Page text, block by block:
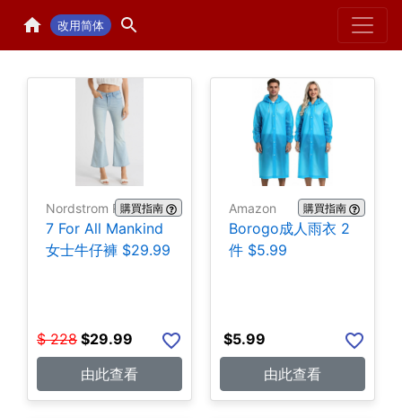
改用简体 Home
Nordstrom Rack購買指南
7 For All Mankind
女士牛仔褲 $29.99
$ 228 $29.99
由此查看
Amazon 購買指南
Borogo成人雨衣 2
件 $5.99
$5.99
由此查看